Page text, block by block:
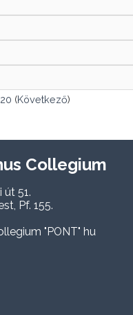
20 (Következő)
Collegium
út 51.
Pf. 155.
"PONT" hu